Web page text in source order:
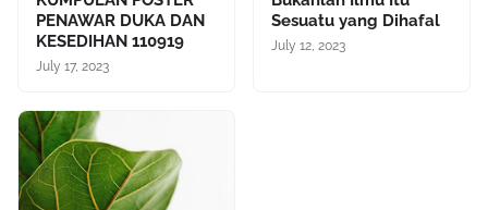
PENAWAR DUKA DAN
KESEDIHAN 110919
July 17, 2023
Sesuatu yang Dihafal
July 12, 2023